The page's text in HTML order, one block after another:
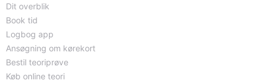
Dit overblik
Book tid
Logbog app
Ansøgning om kørekort
Bestil teoriprøve
Køb online teori